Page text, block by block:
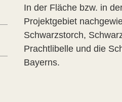
In der Fläche bzw. in
Projektgebiet
Schwarzstorch,
Prachtlibelle und die
Bayerns.